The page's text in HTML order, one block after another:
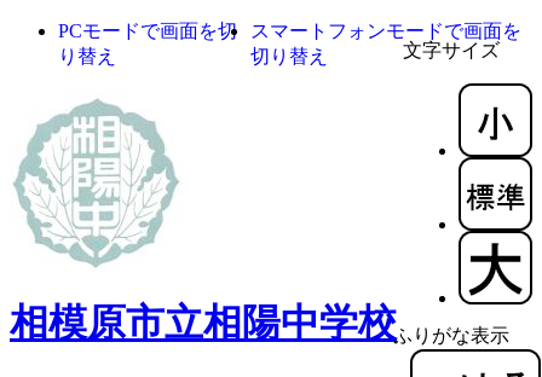
文字サイズ
ふりがな表示
PCモードで画面を切
り替え
スマートフォンモードで画面を
切り替え
相模原市立相陽中学校